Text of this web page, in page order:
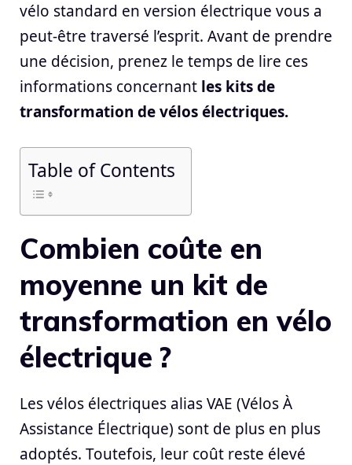
vélo standard en version électrique vous a
peut-être traversé l’esprit. Avant de prendre
une décision, prenez le temps de lire ces
informations concernant les kits de
transformation de vélos électriques.
Table of Contents
Combien coûte en
moyenne un kit de
transformation en vélo
électrique ?
Les vélos électriques alias VAE (Vélos À
Assistance Électrique) sont de plus en plus
adoptés. Toutefois, leur coût reste élevé